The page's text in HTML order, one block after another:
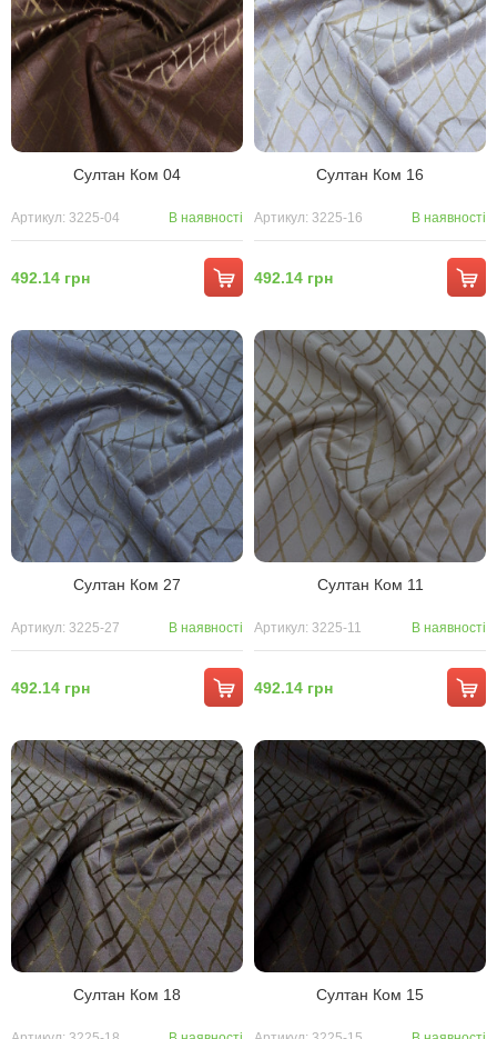
Султан Ком 04
Артикул: 3225-04 В наявності
492.14 грн
Султан Ком 16
Артикул: 3225-16 В наявності
492.14 грн
Султан Ком 27
Артикул: 3225-27 В наявності
492.14 грн
Султан Ком 11
Артикул: 3225-11 В наявності
492.14 грн
Султан Ком 18 Султан Ком 15